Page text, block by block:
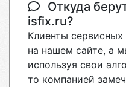
Откуда
isfix.ru?
Клиенты
на нашем сайте, а
используя свои
то компанией